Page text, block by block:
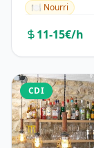
🍽️ Nourri
11-15€/h
CDI